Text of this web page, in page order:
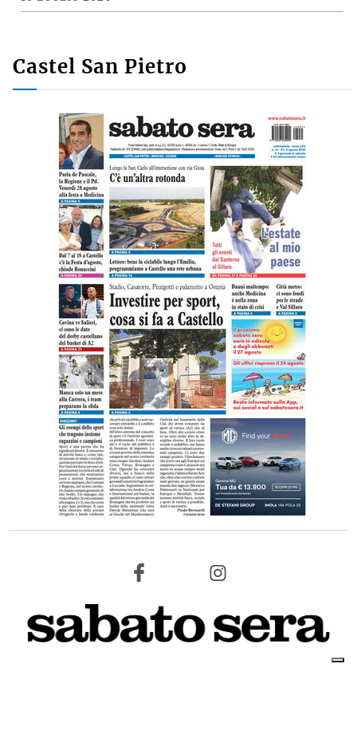
A Imola torna la «rivolta»
10 LUGLIO 2026
Castel San Pietro